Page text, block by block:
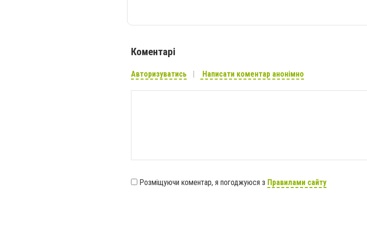
Коментарі
Авторизуватись Написати коментар анонімно
Розміщуючи коментар, я погоджуюся з Правилами сайту